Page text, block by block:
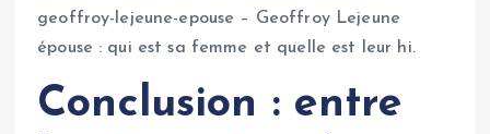
geoffroy-lejeune-epouse – Geoffroy Lejeune
épouse : qui est sa femme et quelle est leur hi.
Conclusion : entre